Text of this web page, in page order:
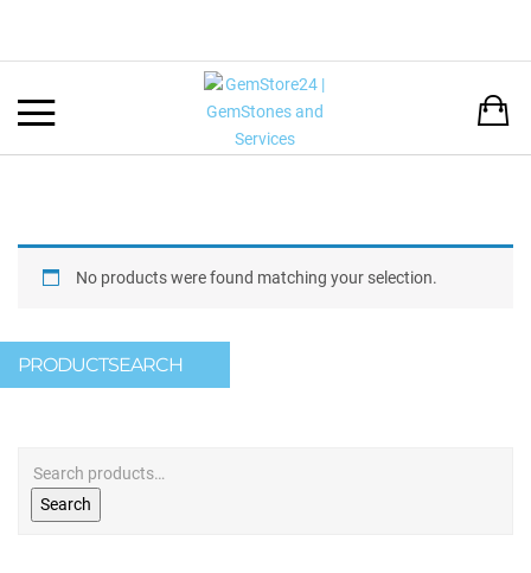
No products were found matching your selection.
PRODUCTSEARCH
Search
DEUTSCH